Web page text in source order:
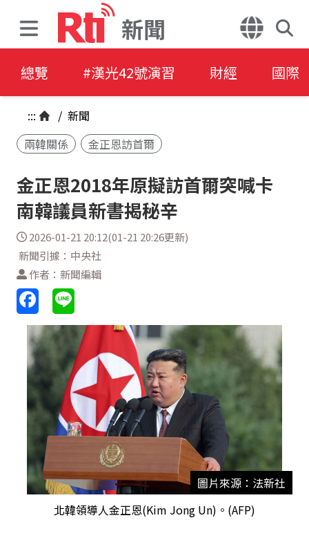
新聞
總覽 #漢光42號演習 財經 國際
::: / 新聞
兩韓關係
金正恩訪首爾
金正恩2018年原擬訪首爾突喊卡
南韓議員新書揭秘辛
2026-01-21 20:12(01-21 20:26更新)
新聞引據：中央社
作者：新聞編輯
圖片來源：法新社
北韓領導人金正恩(Kim Jong Un)。(AFP)